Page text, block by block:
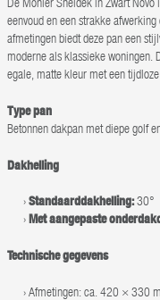
eenvoud en een strakke
afmetingen biedt deze pan een
moderne als klassieke woningen.
egale, matte kleur met een
Type pan
Betonnen dakpan met diepe golf
Dakhelling
Standaarddakhelling:30°
Met aangepaste
Technische gegevens
Afmetingen: ca. 420 × 330